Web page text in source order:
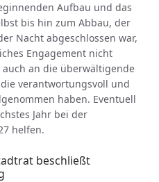
Aufbau und das
bis hin zum Abbau, der
Nacht abgeschlossen war,
Engagement nicht
auch an die überwältigende
verantwortungsvoll und
haben. Eventuell
Jahr bei der
helfen.
beschließt